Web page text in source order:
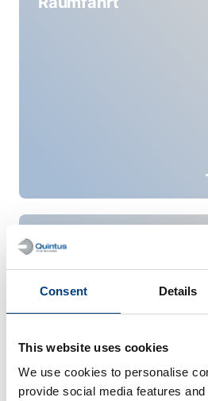
Consent Details
This website uses cookies
We use cookies to personalise
provide social media features
Energie &
Stromerzeugung